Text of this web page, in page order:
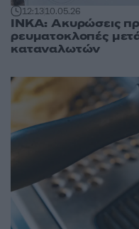
12:1310.05.26
ΙΝΚΑ: Ακυρώσεις
ρευματοκλοπές
καταναλωτών